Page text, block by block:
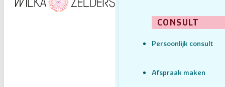
CONSULT
Persoonlijk consult
Afspraak maken